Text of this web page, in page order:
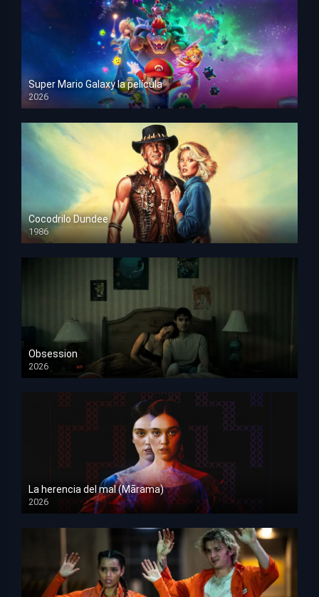
Super Mario Galaxy la película
2026
HD 1080p
Cocodrilo Dundee
1986
HD 1080p
Obsession
2026
HD 1080p
La herencia del mal (Mārama)
2026
HD 1080p